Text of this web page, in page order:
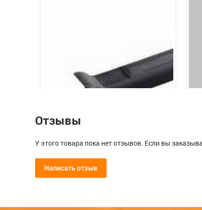
Валик прижимной бочка в сборе,
Отзывы
У этого товара пока нет отзывов. Если вы
Написать отзыв